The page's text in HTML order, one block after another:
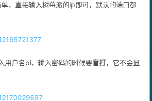
，直接输入树莓派的ip即可，默认的端口都
用户名pi，输入密码的时候要盲打，它不会显